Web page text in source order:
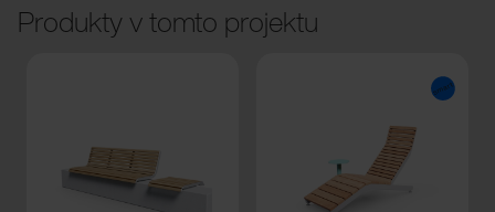
Produkty v tomto projektu